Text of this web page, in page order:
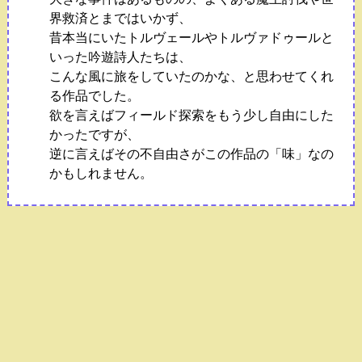
界救済とまではいかず、
昔本当にいたトルヴェールやトルヴァドゥールと
いった吟遊詩人たちは、
こんな風に旅をしていたのかな、と思わせてくれ
る作品でした。
欲を言えばフィールド探索をもう少し自由にした
かったですが、
逆に言えばその不自由さがこの作品の「味」なの
かもしれません。